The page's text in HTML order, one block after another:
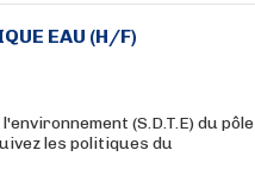
EAU (H/F)
(S.D.T.E) du pôle
les politiques du